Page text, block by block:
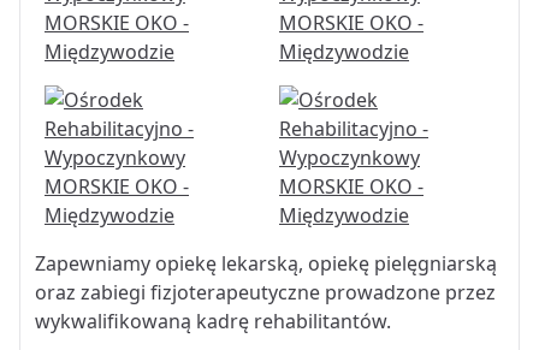
Zapewniamy opiekę lekarską, opiekę pielęgniarską
oraz zabiegi fizjoterapeutyczne prowadzone przez
wykwalifikowaną kadrę rehabilitantów.